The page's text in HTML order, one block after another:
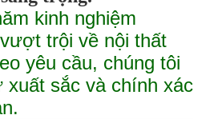
kinh nghiệm
trội về nội thất
yêu cầu, chúng tôi
xuất sắc và chính xác